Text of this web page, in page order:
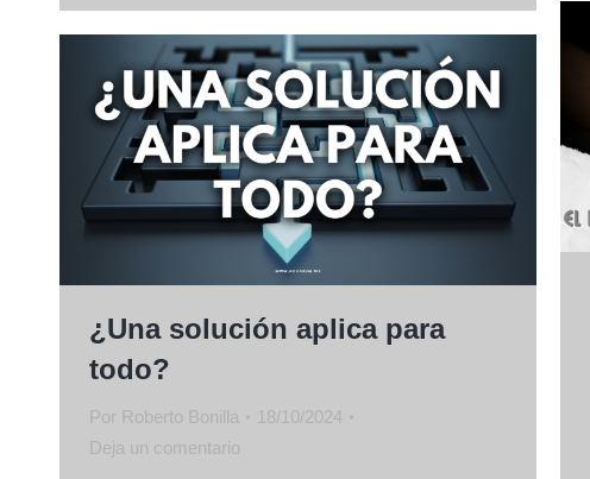
¿Una solución aplica para
todo?
Por Roberto Bonilla
18/10/2024
Deja un comentario